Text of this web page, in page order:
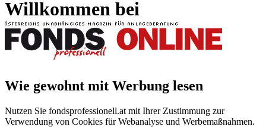
Willkommen bei
Wie gewohnt mit Werbung lesen
Nutzen Sie fondsprofessionell.at mit Ihrer Zustimmung zur
Verwendung von Cookies für Webanalyse und Werbemaßnahmen.